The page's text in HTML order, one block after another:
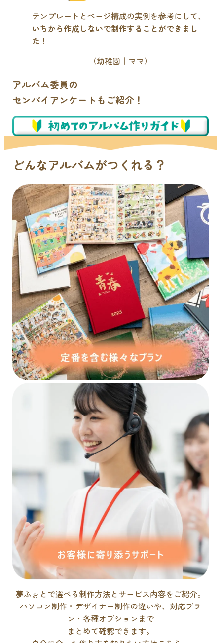
テンプレートとページ構成の実例を参考にして、
いちから作成しないで制作することができまし
た ！
（幼稚園｜ママ）
アルバム委員の
センパイアンケートもご紹介！
どんなアルバムがつくれる？
夢ふぉとで選べる制作方法とサービス内容をご紹介。
パソコン制作・デザイナー制作の違いや、対応プラ
ン・各種オプションまで
まとめて確認できます。